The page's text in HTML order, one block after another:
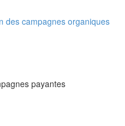
des campagnes organiques
payantes